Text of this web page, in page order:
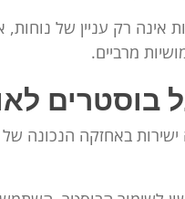
אינה רק עניין של
מרביים.
בוסטרים
ישירות באחזקה הנכונה